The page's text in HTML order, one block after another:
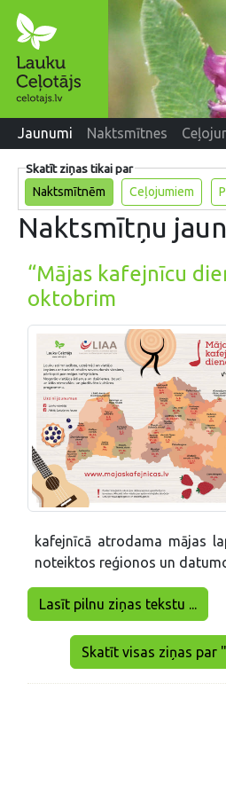
Jaunumi Naktsmītnes
Skatīt ziņas tikai par
Naktsmītnēm
Ceļojumiem
Naktsmītņu
“Mājas kafejnīcu
oktobrim
kafejnīcā atrodama mājas
noteiktos reģionos un
Lasīt pilnu ziņas tekstu ...
Skatīt visas ziņas par